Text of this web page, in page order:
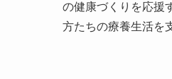
の健康づくりを応援
方たちの療養生活を